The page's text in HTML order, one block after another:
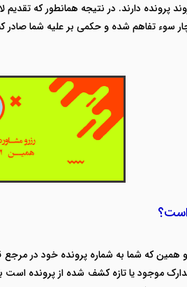
پرونده دارند. در نتیجه همانطور که
سوء تفاهم شده و حکمی بر علیه شما صادر
است؟
که شما به شماره پرونده خود در مرجع
موجود یا تازه کشف شده از پرونده است